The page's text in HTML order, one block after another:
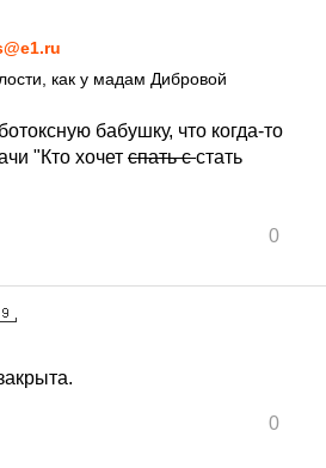
как у мадам Дибровой
бабушку, что когда-то
"Кто хочет спать сстать
0
0